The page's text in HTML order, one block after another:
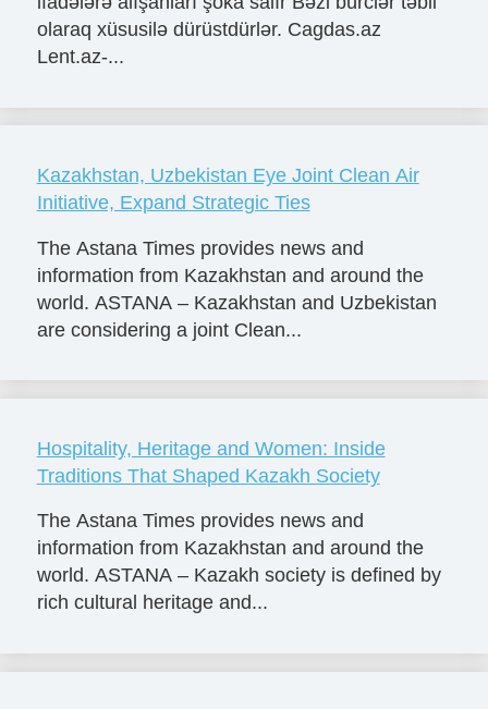
olaraq xüsusilə dürüstdürlər. Cagdas.az
Lent.az-...
Kazakhstan, Uzbekistan Eye Joint Clean Air
Initiative, Expand Strategic Ties
The Astana Times provides news and
information from Kazakhstan and around the
world. ASTANA – Kazakhstan and Uzbekistan
are considering a joint Clean...
Hospitality, Heritage and Women: Inside
Traditions That Shaped Kazakh Society
The Astana Times provides news and
information from Kazakhstan and around the
world. ASTANA – Kazakh society is defined by
rich cultural heritage and...